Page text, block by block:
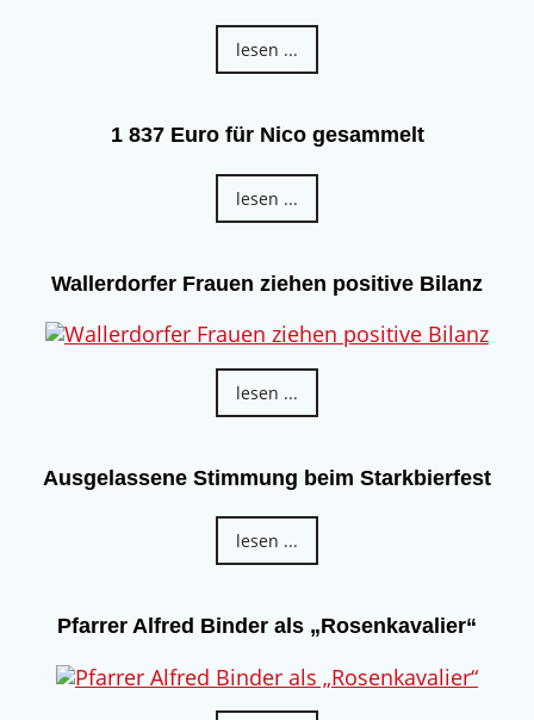
lesen ...
1 837 Euro für Nico gesammelt
lesen ...
Wallerdorfer Frauen ziehen positive Bilanz
lesen ...
Ausgelassene Stimmung beim Starkbierfest
lesen ...
Pfarrer Alfred Binder als „Rosenkavalier“